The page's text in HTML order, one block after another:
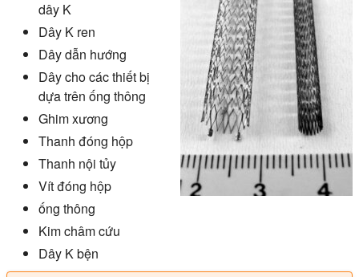
dây K
Dây K ren
Dây dẫn hướng
Dây cho các thiết bị
dựa trên ống thông
Ghim xương
Thanh đóng hộp
Thanh nội tủy
Vít đóng hộp
ống thông
Kim châm cứu
Dây K bện